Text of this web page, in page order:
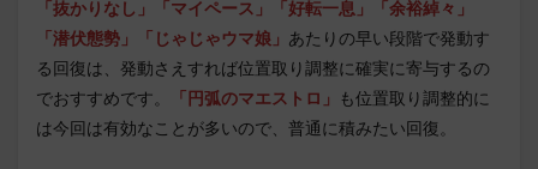
「抜かりなし」 「マイペース」 「好転一息」
「余裕綽々」
「潜伏態勢」
「じゃじゃウマ娘」 あたりの早い段階で発動す
る回復は、発動さえすれば位置取り調整に確実に寄与するの
でおすすめです。
「円弧のマエストロ」
も位置取り調整的に
は今回は有効なことが多いので、普通に積みたい回復。